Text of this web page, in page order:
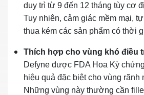
duy trì từ 9 đến 12 tháng tùy cơ
Tuy nhiên, cảm giác mềm mại,
thua kém các sản phẩm có thời
Thích hợp cho vùng khó điều
Defyne được FDA Hoa Kỳ
hiệu quả đặc biệt cho vùng rãnh
Những vùng này thường cần